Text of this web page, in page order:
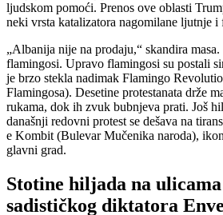
ljudskom pomoći. Prenos ove oblasti
neki vrsta katalizatora nagomilane ljutnje i
„Albanija nije na prodaju,“ skandira
flamingosi. Upravo flamingosi su postali
je brzo stekla nadimak Flamingo
Flamingosa). Desetine protestanata drže
rukama, dok ih zvuk bubnjeva prati. Još
današnji redovni protest se dešava na
e Kombit (Bulevar Mučenika naroda),
glavni grad.
Stotine hiljada na
sadističkog diktatora